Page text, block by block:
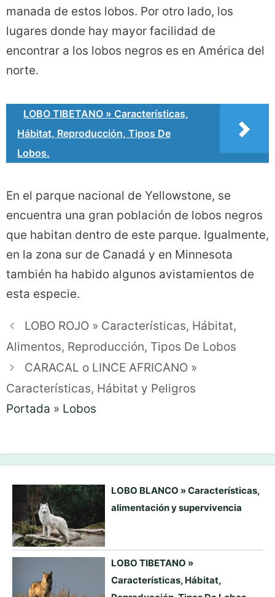
manada de estos lobos. Por otro lado, los
lugares donde hay mayor facilidad de
encontrar a los lobos negros es en América del
norte.
LOBO TIBETANO » Características,
Hábitat, Reproducción, Tipos De
Lobos.
En el parque nacional de Yellowstone, se
encuentra una gran población de lobos negros
que habitan dentro de este parque. Igualmente,
en la zona sur de Canadá y en Minnesota
también ha habido algunos avistamientos de
esta especie.
LOBO ROJO » Características, Hábitat,
Alimentos, Reproducción, Tipos De Lobos
CARACAL o LINCE AFRICANO »
Características, Hábitat y Peligros
Portada » Lobos
LOBO BLANCO » Características,
alimentación y supervivencia
LOBO TIBETANO »
Características, Hábitat,